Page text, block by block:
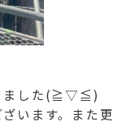
ました(≧▽≦)
います。また更